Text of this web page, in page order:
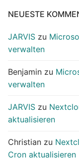
NEUESTE
JARVIS zu
verwalten
Benjamin zu
verwalten
JARVIS zu
aktualisieren
Christian zu
Cron aktualisieren